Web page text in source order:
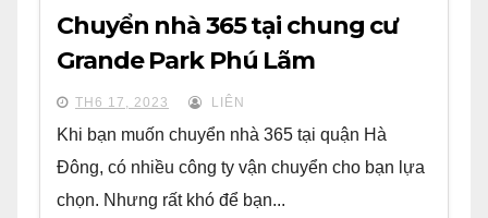
Chuyển nhà 365 tại chung cư
Grande Park Phú Lãm
TH6 17, 2023 LIÊN
Khi bạn muốn chuyển nhà 365 tại quận Hà
Đông, có nhiều công ty vận chuyển cho bạn lựa
chọn. Nhưng rất khó để bạn...